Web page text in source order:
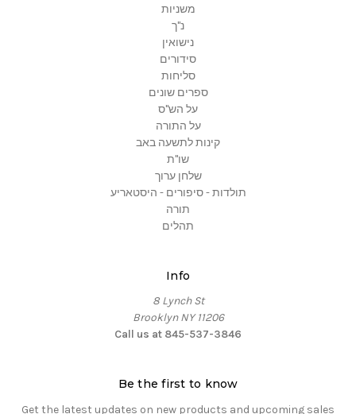
משניות
נ"ך
נישואין
סידורים
סליחות
ספרים שונים
על הש"ס
על התורה
קינות לתשעה באב
שו"ת
שלחן ערוך
תולדות - סיפורים - היסטאריע
תורה
תהלים
Info
8 Lynch St
Brooklyn NY 11206
Call us at 845-537-3846
Be the first to know
Get the latest updates on new products and upcoming sales